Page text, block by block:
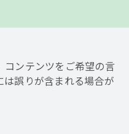
ンテンツをご希望の言
は誤りが含まれる場合が